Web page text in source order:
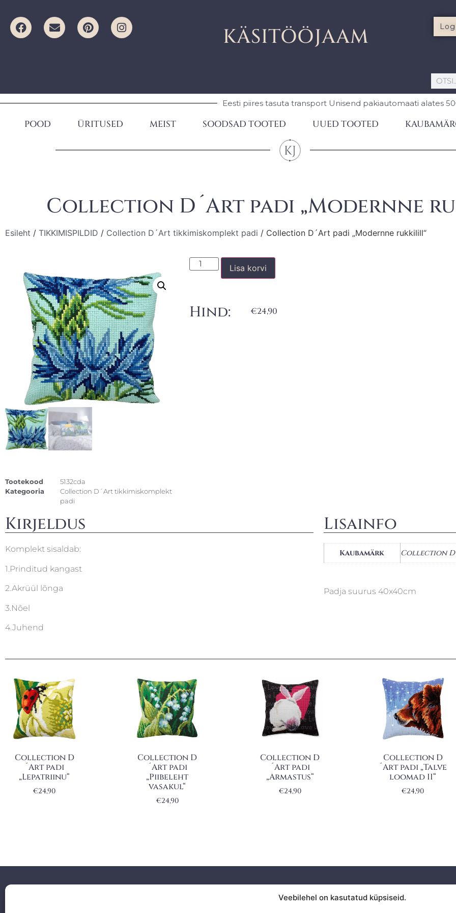
Veebilehel on kasutatud küpsiseid.
KÄSITÖÖJAAM
Eesti piires tasuta transport Unisend pakiautomaati alates
POOD ÜRITUSED MEIST SOODSAD TOOTED UUED TOOTED
Collection D´Art padi „Modernne
Esileht / TIKKIMISPILDID / Collection D´Art tikkimiskomplekt padi / Collection D´Art padi „Modernne rukkilill“
Tootekood
5132cda
Kategooria
Collection D´Art tikkimiskomplekt
padi
Lisa korvi
Hind: €24,90
Kirjeldus
Komplekt sisaldab:
1.Prinditud kangast
2.Akrüül lõnga
3.Nõel
4.Juhend
Lisainfo
Kaubamärk Collection
Padja suurus 40x40cm
Collection D
´Art padi
„Lepatriinu“
€24,90
Collection D
´Art padi
„Piibeleht
vasakul“
€24,90
Collection D
´Art padi
„Armastus“
€24,90
Collection D
´Art padi „Talve
loomad II“
€24,90
Facebook Privaatsuspoliitika